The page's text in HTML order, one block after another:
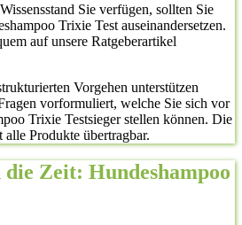
Sie verfügen, sollten Sie
Trixie Test auseinandersetzen.
auf unsere Ratgeberartikel
Vorgehen unterstützen
vorformuliert, welche Sie sich vor
Trixie Testsieger stellen können. Die
Produkte übertragbar.
die Zeit: Hundeshampoo